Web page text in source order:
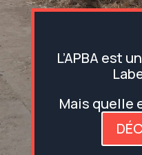
L’APBA est
Mais quelle